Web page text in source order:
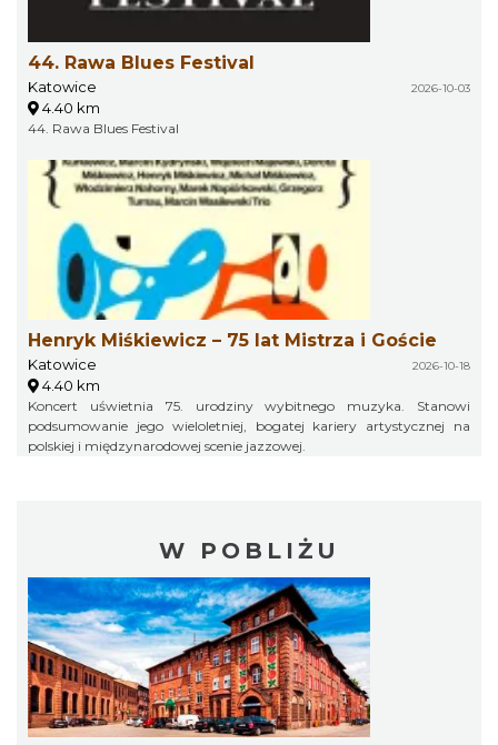
44. Rawa Blues Festival
Katowice 2026-10-03
4.40 km
44. Rawa Blues Festival
Henryk Miśkiewicz – 75 lat Mistrza i Goście
Katowice 2026-10-18
4.40 km
Koncert uświetnia 75. urodziny wybitnego muzyka. Stanowi
podsumowanie jego wieloletniej, bogatej kariery artystycznej na
polskiej i międzynarodowej scenie jazzowej.
W POBLIŻU